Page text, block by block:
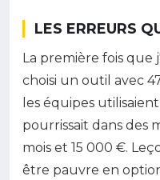
LES ERREURS
La première fois que
choisi un outil avec
les équipes
pourrissait dans des
mois et 15 000 €.
être pauvre en